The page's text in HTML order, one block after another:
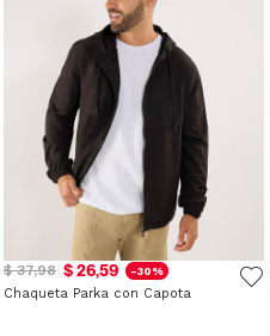
$ 37,98 $ 26,59 -30%
Chaqueta Parka con Capota